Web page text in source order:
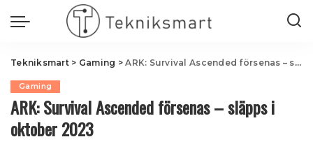
Tekniksmart> Gaming >ARK: Survival Ascended försenas – släpps i oktober 2023
Gaming
ARK: Survival Ascended försenas – släpps i
oktober 2023